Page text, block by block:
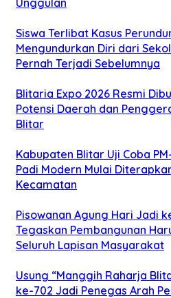
Siswa Terlibat Kasus
Mengundurkan Diri dari
Pernah Terjadi Sebelumnya
Blitaria Expo 2026 Resmi
Potensi Daerah dan
Blitar
Kabupaten Blitar Uji Coba
Padi Modern Mulai
Kecamatan
Pisowanan Agung Hari Jadi
Tegaskan Pembangunan
Seluruh Lapisan Masyarakat
Usung “Manggih Raharja
ke-702 Jadi Penegas Arah